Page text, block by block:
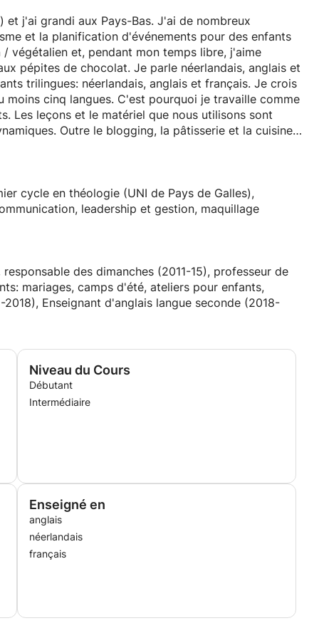
et j'ai grandi aux Pays-Bas. J'ai de nombreux
et la planification d'événements pour des enfants
végétalien et, pendant mon temps libre, j'aime
pépites de chocolat. Je parle néerlandais, anglais et
trilingues: néerlandais, anglais et français. Je crois
moins cinq langues. C'est pourquoi je travaille comme
Les leçons et le matériel que nous utilisons sont
Outre le blogging, la pâtisserie et la cuisine,
cycle en théologie (UNI de Pays de Galles),
leadership et gestion, maquillage
des dimanches (2011-15), professeur de
mariages, camps d'été, ateliers pour enfants,
Enseignant d'anglais langue seconde (2018-
Niveau du Cours
Débutant
Intermédiaire
Enseigné en
anglais
néerlandais
français